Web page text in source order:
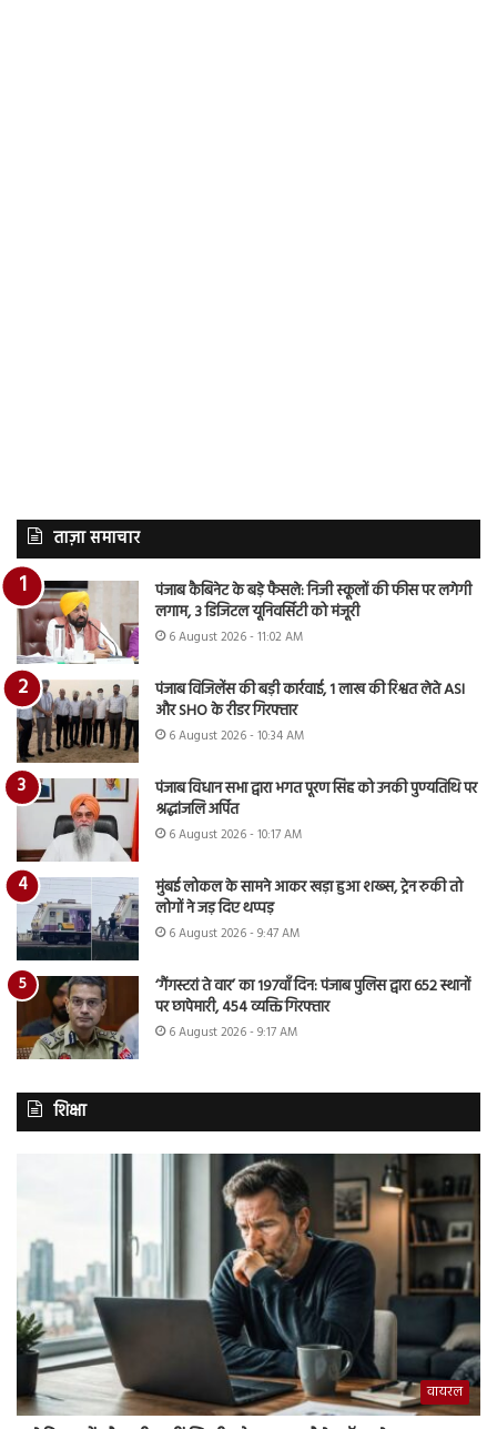
ताज़ा समाचार
पंजाब कैबिनेट के बड़े फैसले: निजी स्कूलों की फीस पर लगेगी
लगाम, 3 डिजिटल यूनिवर्सिटी को मंजूरी
6 August 2026 - 11:02 AM
पंजाब विजिलेंस की बड़ी कार्रवाई, 1 लाख की रिश्वत लेते ASI
और SHO के रीडर गिरफ्तार
6 August 2026 - 10:34 AM
पंजाब विधान सभा द्वारा भगत पूरण सिंह को उनकी पुण्यतिथि पर
श्रद्धांजलि अर्पित
6 August 2026 - 10:17 AM
मुंबई लोकल के सामने आकर खड़ा हुआ शख्स, ट्रेन रुकी तो
लोगों ने जड़ दिए थप्पड़
6 August 2026 - 9:47 AM
‘गैंगस्टरां ते वार’ का 197वाँ दिन: पंजाब पुलिस द्वारा 652 स्थानों
पर छापेमारी, 454 व्यक्ति गिरफ्तार
6 August 2026 - 9:17 AM
शिक्षा
वायरल